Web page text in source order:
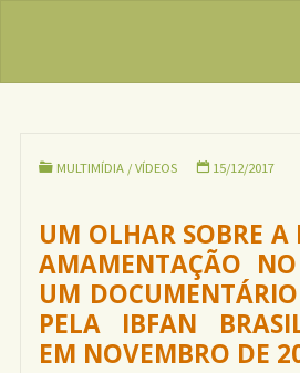
INTERNACIONAL
HISTÓRIA DA
BRASIL’ (2014)
MULTIMÍDIA / VÍDEOS 15/12/2017
UM OLHAR SOBRE
AMAMENTAÇÃO
UM
PELA IBFAN
EM NOVEMBRO DE